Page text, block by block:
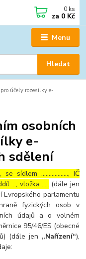
Menu
Hledat
0 ks
za 0 Kč
účely rozesílky e-
osobních
e-
sdělení
se sídlem ………………, IČ
…, vložka ….. (dále jen
Evropského parlamentu
fyzických osob v
údajů a o volném
95/46/ES (obecné
(dále jen „Nařízení“),